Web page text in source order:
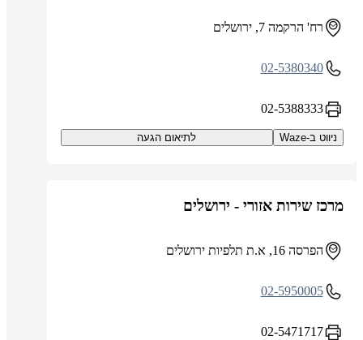
רח' הרקמה 7, ירושלים
02-5380340
02-5388333
ניווט ב-Waze לתיאום הגעה
מרכז שירות אזורי - ירושלים
הפרסה 16, א.ת תלפיות ירושלים
02-5950005
02-5471717